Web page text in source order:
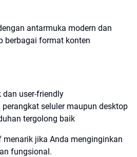
antarmuka modern dan
berbagai format konten
dan user-friendly
seluler maupun desktop
tergolong baik
jika Anda menginginkan
fungsional.